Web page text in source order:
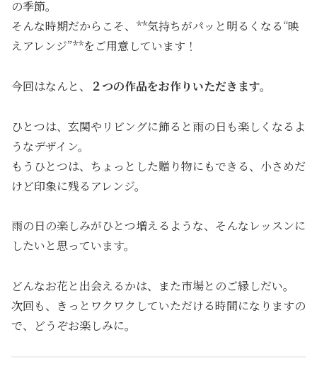
の季節。
そんな時期だからこそ、**気持ちがパッと明るくなる“映
えアレンジ”**をご用意しています！
今回はなんと、 ２つの作品をお作りいただきます。
ひとつは、玄関やリビングに飾ると雨の日も楽しくなるよ
うなデザイン。
もうひとつは、ちょっとした贈り物にもできる、小さめだ
けど印象に残るアレンジ。
雨の日の楽しみがひとつ増えるような、そんなレッスンに
したいと思っています。
どんなお花と出会えるかは、また市場とのご縁しだい。
次回も、きっとワクワクしていただける時間になりますの
で、どうぞお楽しみに。